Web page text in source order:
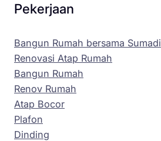
Pekerjaan
Bangun Rumah bersama Sumadi
Renovasi Atap Rumah
Bangun Rumah
Renov Rumah
Atap Bocor
Plafon
Dinding